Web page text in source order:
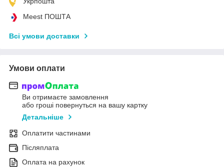
Meest ПОШТА
Всі умови доставки
Умови оплати
Ви отримаєте замовлення
або гроші повернуться на вашу картку
Детальніше
Оплатити частинами
Післяплата
Оплата на рахунок